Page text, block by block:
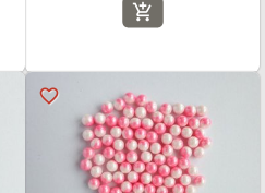
add_shopping_cart
favorite_border